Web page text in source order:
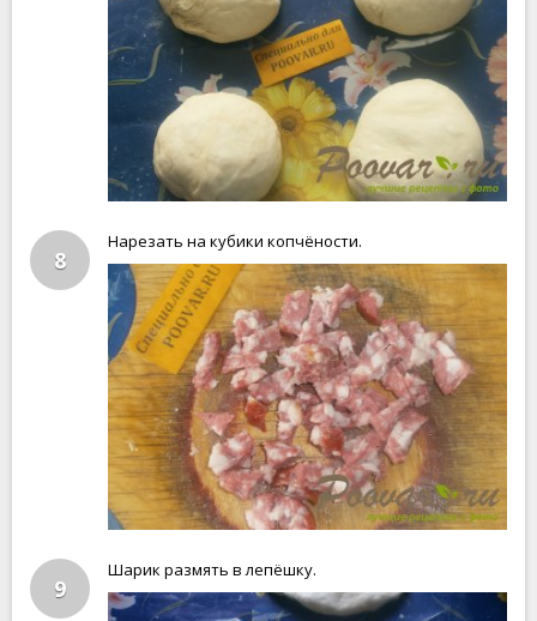
8
Нарезать на кубики копчёности.
9
Шарик размять в лепёшку.